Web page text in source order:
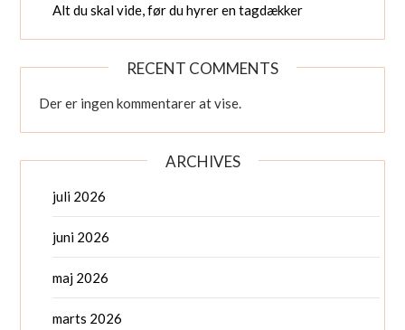
Alt du skal vide, før du hyrer en tagdækker
RECENT COMMENTS
Der er ingen kommentarer at vise.
ARCHIVES
juli 2026
juni 2026
maj 2026
marts 2026